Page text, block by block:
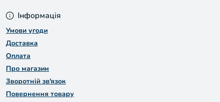
Інформація
Умови угоди
Доставка
Оплата
Про магазин
Зворотній зв'язок
Повернення товару